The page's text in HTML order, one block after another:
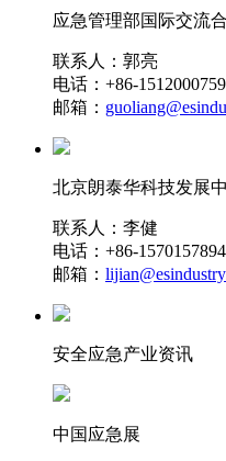
应急管理部国际交流
联系人：郭亮
电话：+86-
邮箱：
北京朗泰华科技发展
联系人：李健
电话：+86-
邮箱：
安全应急产业资讯
中国应急展